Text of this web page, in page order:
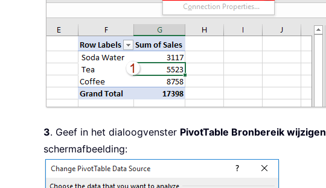
3. Geef in het dialoogvenster PivotTable Bronbereik wijzigen
schermafbeelding: